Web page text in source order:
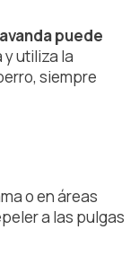
puede
y utiliza la
siempre
o en áreas
a las pulgas